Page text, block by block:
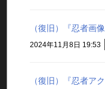
（復旧）『忍者画
2024年11月8日 19:53
（復旧）『忍者ア